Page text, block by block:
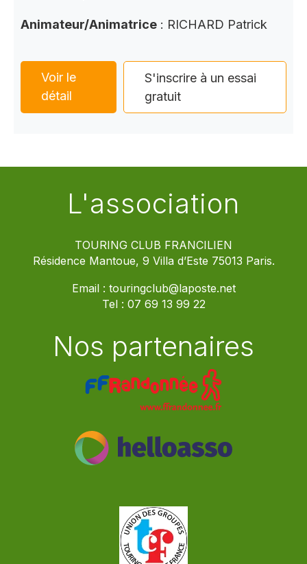
Animateur/Animatrice : RICHARD Patrick
Voir le
détail
S'inscrire à un essai
gratuit
L'association
TOURING CLUB FRANCILIEN
Résidence Mantoue, 9 Villa d’Este 75013 Paris.
Email : touringclub@laposte.net
Tel : 07 69 13 99 22
Nos partenaires